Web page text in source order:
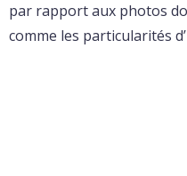
par rapport aux photos
comme les particularités